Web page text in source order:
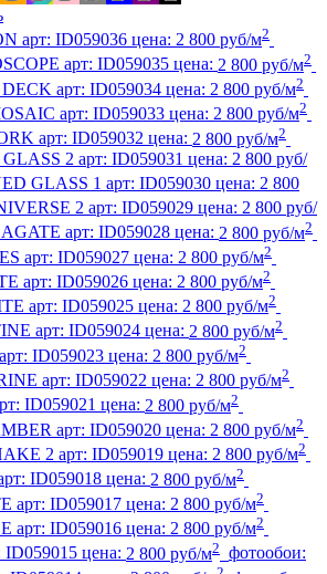
арт: ID059036 цена: 2 800 руб/м2
арт: ID059035 цена: 2 800 руб/м2
арт: ID059034 цена: 2 800 руб/м2
арт: ID059033 цена: 2 800 руб/м2
арт: ID059032 цена: 2 800 руб/м2
2 арт: ID059031 цена: 2 800 руб/
GLASS 1 арт: ID059030 цена: 2 800
2 арт: ID059029 цена: 2 800 руб/
арт: ID059028 цена: 2 800 руб/м2
арт: ID059027 цена: 2 800 руб/м2
арт: ID059026 цена: 2 800 руб/м2
арт: ID059025 цена: 2 800 руб/м2
арт: ID059024 цена: 2 800 руб/м2
арт: ID059023 цена: 2 800 руб/м2
арт: ID059022 цена: 2 800 руб/м2
ID059021 цена: 2 800 руб/м2
арт: ID059020 цена: 2 800 руб/м2
2 арт: ID059019 цена: 2 800 руб/м2
ID059018 цена: 2 800 руб/м2
арт: ID059017 цена: 2 800 руб/м2
арт: ID059016 цена: 2 800 руб/м2
ID059015 цена: 2 800 руб/м2 фотообои: